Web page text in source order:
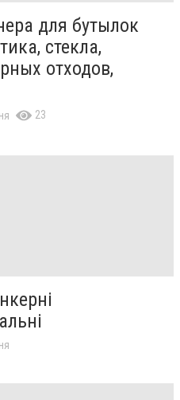
для бутылок
стекла,
отходов,
23